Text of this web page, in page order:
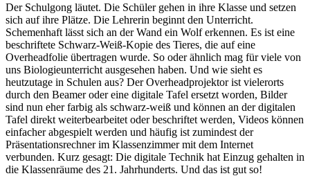
Der Schulgong läutet. Die Schüler gehen in ihre Klasse und setzen
sich auf ihre Plätze. Die Lehrerin beginnt den Unterricht.
Schemenhaft lässt sich an der Wand ein Wolf erkennen. Es ist eine
beschriftete Schwarz-Weiß-Kopie des Tieres, die auf eine
Overheadfolie übertragen wurde. So oder ähnlich mag für viele von
uns Biologieunterricht ausgesehen haben. Und wie sieht es
heutzutage in Schulen aus? Der Overheadprojektor ist vielerorts
durch den Beamer oder eine digitale Tafel ersetzt worden, Bilder
sind nun eher farbig als schwarz-weiß und können an der digitalen
Tafel direkt weiterbearbeitet oder beschriftet werden, Videos können
einfacher abgespielt werden und häufig ist zumindest der
Präsentationsrechner im Klassenzimmer mit dem Internet
verbunden. Kurz gesagt: Die digitale Technik hat Einzug gehalten in
die Klassenräume des 21. Jahrhunderts. Und das ist gut so!